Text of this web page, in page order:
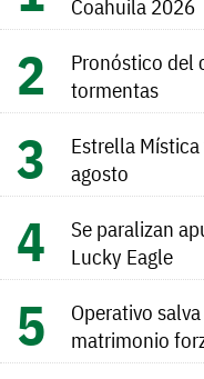
Coahuila 2026
Pronóstico del
tormentas
Estrella
agosto
Se paralizan
Lucky Eagle
Operativo
matrimonio